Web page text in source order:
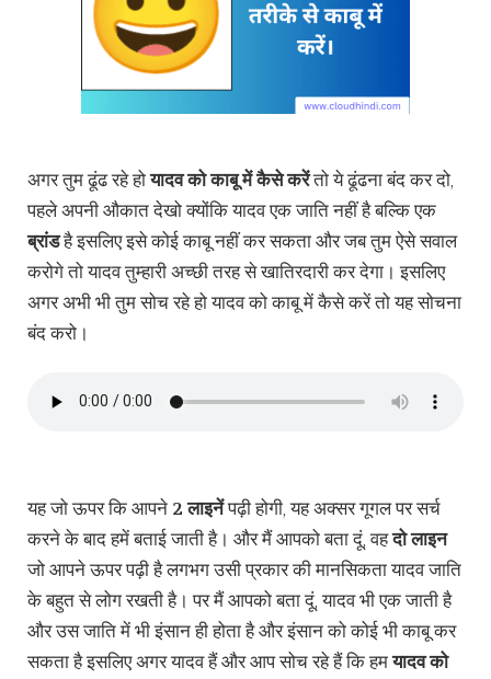
अगर तुम ढूंढ रहे होयादव को काबू में कैसे करेंतो ये ढूंढना बंद कर दो,
पहले अपनी औकात देखो क्योंकि यादव एक जाति नहीं है बल्कि एक
ब्रांडहै इसलिए इसे कोई काबू नहीं कर सकता और जब तुम ऐसे सवाल
करोगे तो यादव तुम्हारी अच्छी तरह से खातिरदारी कर देगा। इसलिए
अगर अभी भी तुम सोच रहे हो यादव को काबू में कैसे करें तो यह सोचना
बंद करो।
यह जो ऊपर कि आपने 2 लाइनेंपढ़ी होगी, यह अक्सर गूगल पर सर्च
करने के बाद हमें बताई जाती है। और मैं आपको बता दूं, वहदो लाइन
जो आपने ऊपर पढ़ी है लगभग उसी प्रकार की मानसिकता यादव जाति
के बहुत से लोग रखती है। पर मैं आपको बता दूं, यादव भी एक जाती है
और उस जाति में भी इंसान ही होता है और इंसान को कोई भी काबू कर
सकता है इसलिए अगर यादव हैं और आप सोच रहे हैं कि हमयादव को